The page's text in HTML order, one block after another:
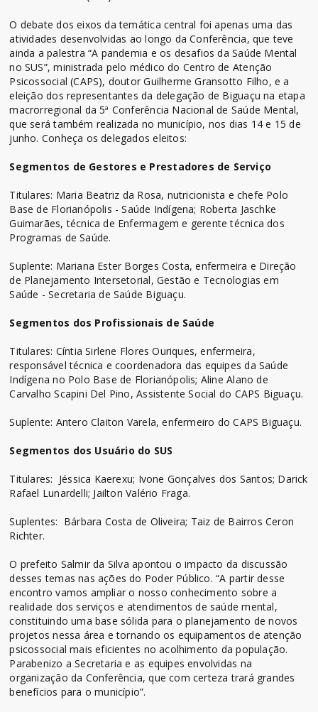
O debate dos eixos da temática central foi apenas uma das
atividades desenvolvidas ao longo da Conferência, que teve
ainda a palestra “A pandemia e os desafios da Saúde Mental
no SUS”, ministrada pelo médico do Centro de Atenção
Psicossocial (CAPS), doutor Guilherme Gransotto Filho, e a
eleição dos representantes da delegação de Biguaçu na etapa
macrorregional da 5ª Conferência Nacional de Saúde Mental,
que será também realizada no município, nos dias 14 e 15 de
junho. Conheça os delegados eleitos:
Segmentos de Gestores e Prestadores de Serviço
Titulares: Maria Beatriz da Rosa, nutricionista e chefe Polo
Base de Florianópolis - Saúde Indígena; Roberta Jaschke
Guimarães, técnica de Enfermagem e gerente técnica dos
Programas de Saúde.
Suplente: Mariana Ester Borges Costa, enfermeira e Direção
de Planejamento Intersetorial, Gestão e Tecnologias em
Saúde - Secretaria de Saúde Biguaçu.
Segmentos dos Profissionais de Saúde
Titulares: Cíntia Sirlene Flores Ouriques, enfermeira,
responsável técnica e coordenadora das equipes da Saúde
Indígena no Polo Base de Florianópolis; Aline Alano de
Carvalho Scapini Del Pino, Assistente Social do CAPS Biguaçu.
Suplente: Antero Claiton Varela, enfermeiro do CAPS Biguaçu.
Segmentos dos Usuário do SUS
Titulares: Jéssica Kaerexu; Ivone Gonçalves dos Santos; Darick
Rafael Lunardelli; Jailton Valério Fraga.
Suplentes: Bárbara Costa de Oliveira; Taiz de Bairros Ceron
Richter.
O prefeito Salmir da Silva apontou o impacto da discussão
desses temas nas ações do Poder Público. “A partir desse
encontro vamos ampliar o nosso conhecimento sobre a
realidade dos serviços e atendimentos de saúde mental,
constituindo uma base sólida para o planejamento de novos
projetos nessa área e tornando os equipamentos de atenção
psicossocial mais eficientes no acolhimento da população.
Parabenizo a Secretaria e as equipes envolvidas na
organização da Conferência, que com certeza trará grandes
benefícios para o município”.